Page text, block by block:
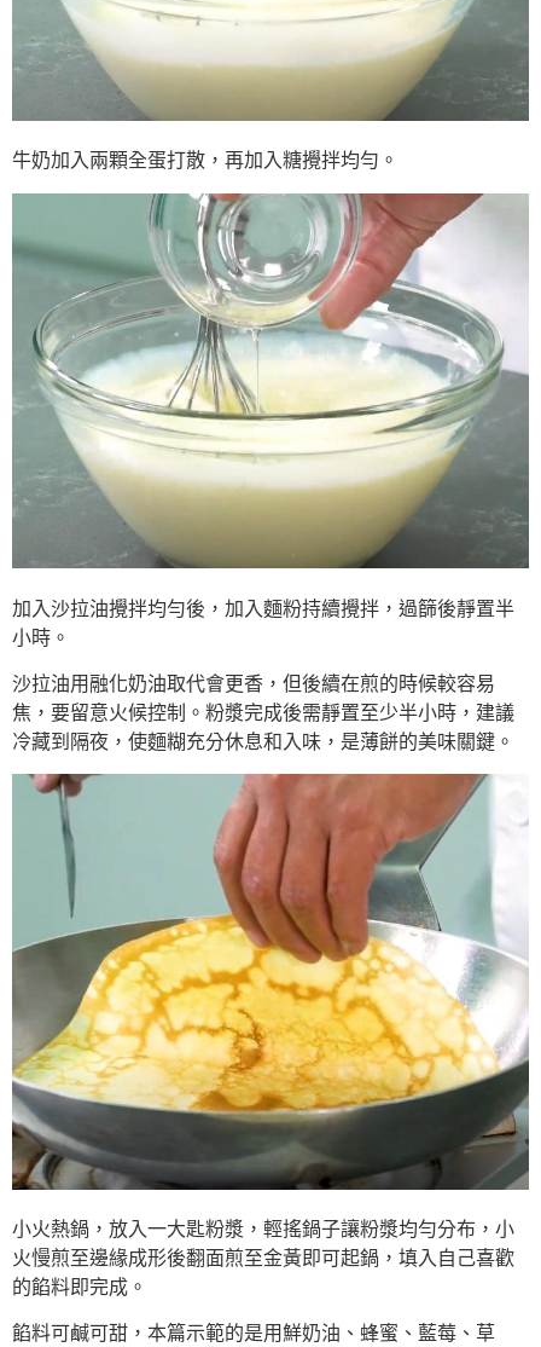
牛奶加入兩顆全蛋打散，再加入糖攪拌均勻。
加入沙拉油攪拌均勻後，加入麵粉持續攪拌，過篩後靜置半
小時。
沙拉油用融化奶油取代會更香，但後續在煎的時候較容易
焦，要留意火候控制。粉漿完成後需靜置至少半小時，建議
冷藏到隔夜，使麵糊充分休息和入味，是薄餅的美味關鍵。
小火熱鍋，放入一大匙粉漿，輕搖鍋子讓粉漿均勻分布，小
火慢煎至邊緣成形後翻面煎至金黃即可起鍋，填入自己喜歡
的餡料即完成。
餡料可鹹可甜，本篇示範的是用鮮奶油、蜂蜜、藍莓、草